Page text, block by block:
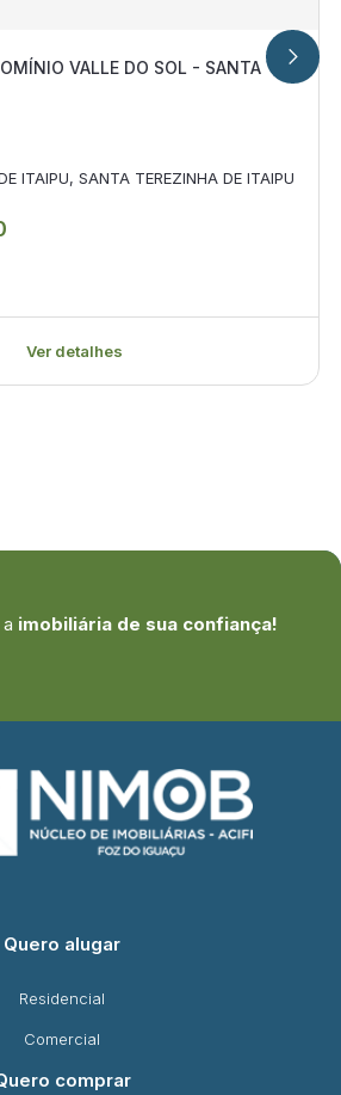
VALLE DO SOL - SANTA
ITAIPU, SANTA TEREZINHA DE ITAIPU
Ver detalhes
imobiliária de sua confiança!
Quero alugar
Residencial
Comercial
comprar